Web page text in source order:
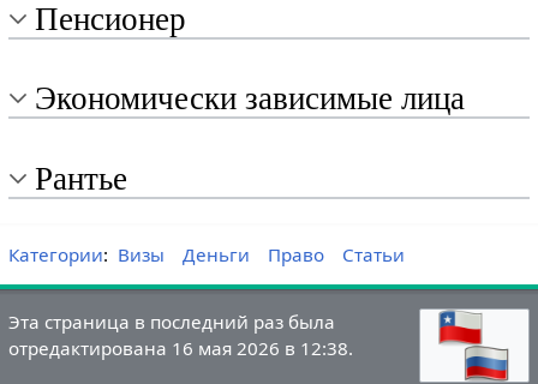
Пенсионер
Экономически зависимые лица
Рантье
Категории: Визы Деньги Право Статьи
Эта страница в последний раз была
отредактирована 16 мая 2026 в 12:38.